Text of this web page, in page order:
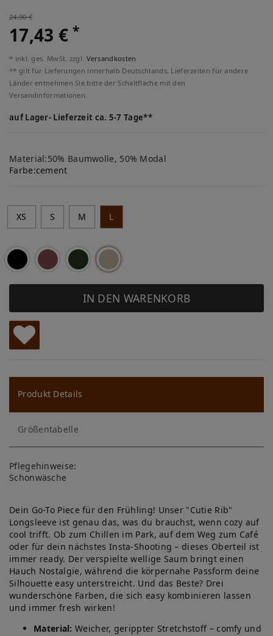
24,90 €
17,43 €*
* inkl. ges. MwSt. zzgl. Versandkosten
** gilt für Lieferungen innerhalb Deutschlands, Lieferzeiten für andere
Länder entnehmen Sie bitte der Schaltfläche mit den
Versandinformationen.
auf Lager- Lieferzeit ca. 5-7 Tage**
Material:50% Baumwolle, 50% Modal
Farbe:cement
XS S M L
IN DEN WARENKORB
W
u
ns
ch
lis
te
Produkt Details
Größentabelle
Pflegehinweise:
Schonwäsche
Dein Go-To Piece für den Frühling! Unser "Cutie Rib"
Longsleeve ist genau das, was du brauchst, wenn cozy auf
cool trifft. Ob zum Chillen im Park, auf dem Weg zum Café
oder für dein nächstes Insta-Shooting – dieses Oberteil ist
immer ready. Der verspielte wellige Saum bringt einen
Hauch Nostalgie, während die körpernahe Passform deine
Silhouette easy unterstreicht. Und das Beste? Drei
wunderschöne Farben, die sich easy kombinieren lassen
und immer fresh wirken!
Material: Weicher, gerippter Stretchstoff – comfy und